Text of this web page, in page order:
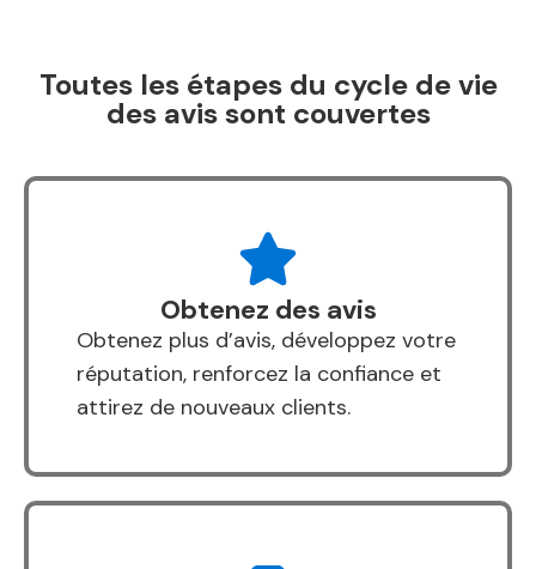
Toutes les étapes du cycle de vie
des avis sont couvertes
Obtenez des avis
Obtenez plus d’avis, développez votre
réputation, renforcez la confiance et
attirez de nouveaux clients.